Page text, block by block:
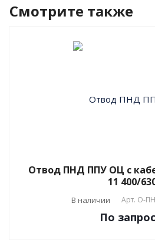
Смотрите также
Отвод ПНД ППУ ОЦ с
11 400/
В наличии Арт. О-
По запр